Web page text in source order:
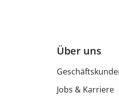
Schwarz
Fugendüse
Über uns
Jobs & Karriere